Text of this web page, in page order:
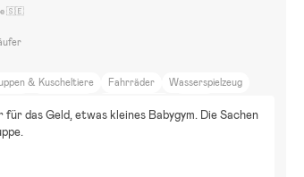
🇸🇪
& Kuscheltiere Fahrräder
Wasserspielzeug
Bob der Baumeister
Feuerwehrmann Sam
für das Geld, etwas kleines Babygym. Die Sachen